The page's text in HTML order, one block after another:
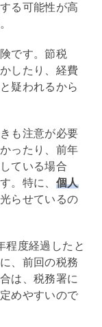
る可能性が高
です。節税
したり、経費
疑われるから
も注意が必要
ったり、前年
ている場合
。特に、 個人
らせているの
程度経過したと
、前回の税務
は、税務署に
めやすいので